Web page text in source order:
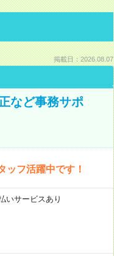
掲載日：2026.08.07
など事務サポ
ッフ活躍中です！
サービスあり